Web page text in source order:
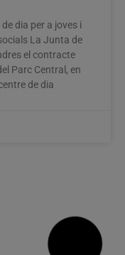
dia per a joves i
La Junta de
el contracte
Parc Central, en
de dia